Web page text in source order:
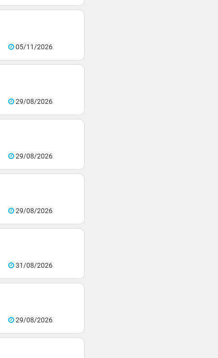
05/11/2026
29/08/2026
29/08/2026
29/08/2026
31/08/2026
29/08/2026